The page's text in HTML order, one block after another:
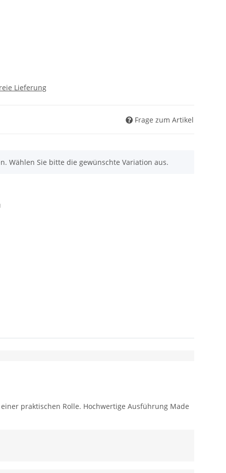
Lieferung
Frage zum Artikel
Wählen Sie bitte die gewünschte Variation aus.
praktischen Rolle. Hochwertige Ausführung Made